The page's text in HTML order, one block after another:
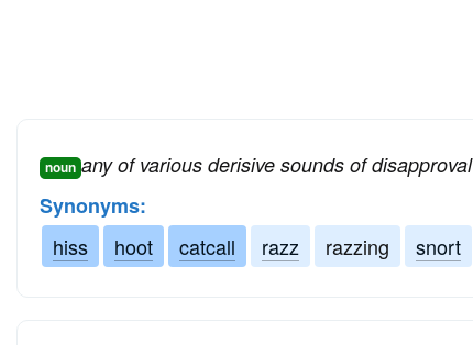
noun any of various derisive sounds of disapproval
Synonyms:
hiss
hoot catcall razz razzing snort